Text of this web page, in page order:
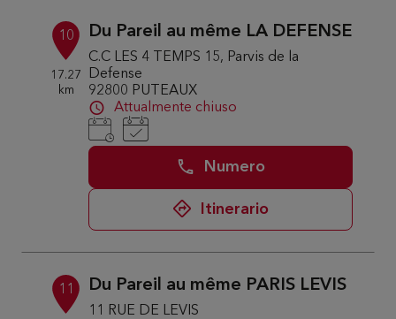
10
17.27
km
Du Pareil au même LA DEFENSE
C.C LES 4 TEMPS 15, Parvis de la
Defense
92800 PUTEAUX
Attualmente chiuso
Numero
Itinerario
11 Du Pareil au même PARIS LEVIS
11 RUE DE LEVIS